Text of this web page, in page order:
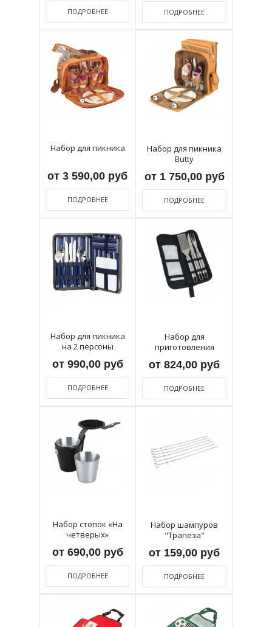
ПОДРОБНЕЕ ПОДРОБНЕЕ
Набор для пикника
от 3 590,00 руб
ПОДРОБНЕЕ
Набор для пикника
Butty
от 1 750,00 руб
ПОДРОБНЕЕ
Набор для пикника
на 2 персоны
от 990,00 руб
ПОДРОБНЕЕ
Набор для
приготовления
от 824,00 руб
ПОДРОБНЕЕ
Набор стопок «На
четверых»
от 690,00 руб
ПОДРОБНЕЕ
Набор шампуров
"Трапеза"
от 159,00 руб
ПОДРОБНЕЕ